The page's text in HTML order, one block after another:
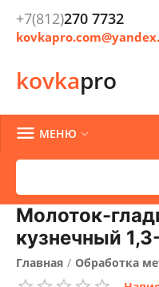
kovkapro
+7(812)270 7732
 МЕНЮ 
Молоток-
кузнечный
Главная / Обработка